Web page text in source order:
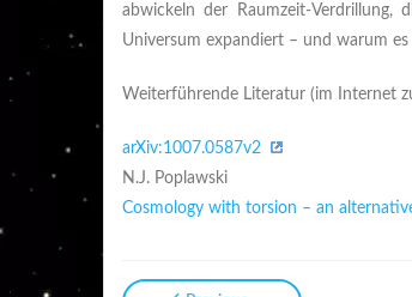
abwickeln der Raumzeit-
Universum expandiert – und warum
Weiterführende Literatur (im Internet
arXiv:1007.0587v2
N.J. Poplawski
Cosmology with torsion – an